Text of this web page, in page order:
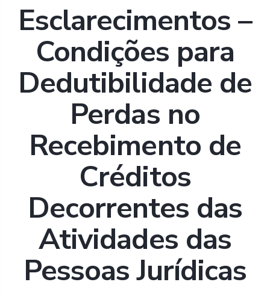
Esclarecimentos –
Condições para
Dedutibilidade de
Perdas no
Recebimento de
Créditos
Decorrentes das
Atividades das
Pessoas Jurídicas